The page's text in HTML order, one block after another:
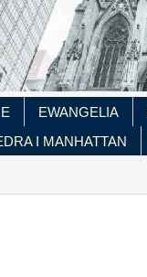
EWANGELIA
I MANHATTAN